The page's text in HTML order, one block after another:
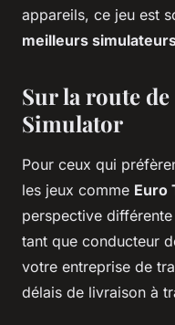
appareils, ce jeu est
meilleurs
Sur la route
Simulator
Pour ceux qui
les jeux comme Euro
perspective
tant que conducteur
votre entreprise de
délais de livraison à